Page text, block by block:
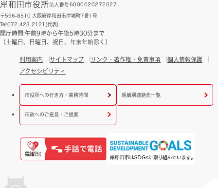
岸和田市役所法人番号6000020272027
〒596-8510 大阪府岸和田市岸城町7番1号
Tel:072-423-2121(代表)
開庁時間:午前9時から午後5時30分まで
（土曜日、日曜日、祝日、年末年始除く）
利用案内 サイトマップ リンク・著作権・免責事項
個人情報保護
アクセシビリティ
市役所への行き方・業務時間 組織別連絡先一覧
市政へのご意見・ご提案